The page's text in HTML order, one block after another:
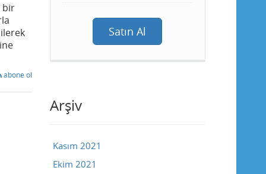
bir
abone ol
Satın Al
Arşiv
Kasım 2021
Ekim 2021